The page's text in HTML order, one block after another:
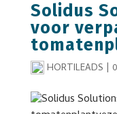
Solidus
voor
HORTILEADS |